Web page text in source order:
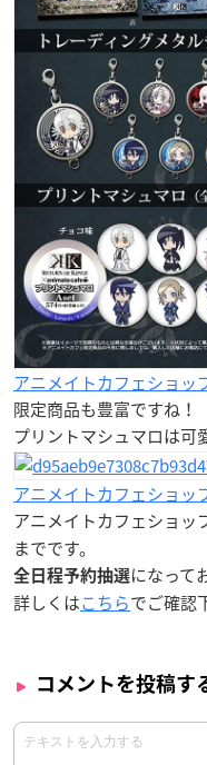
アニメイトカフェショッ
限定商品も豊富ですね！
プリントマシュマロは可
アニメイトカフェショッ
アニメイトカフェショッ
までです。
全日程予約抽選になって
詳しくはこちらでご確認
コメントを投稿す